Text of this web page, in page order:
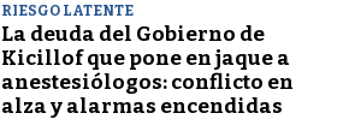
RIESGO LATENTE
La deuda del Gobierno de
Kicillof que pone en jaque a
anestesiólogos: conflicto en
alza y alarmas encendidas